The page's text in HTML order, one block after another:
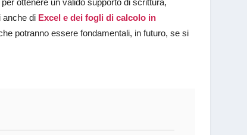
ottenere un valido supporto di scrittura,
anche di Excel e dei fogli di calcolo in
potranno essere fondamentali, in futuro, se si